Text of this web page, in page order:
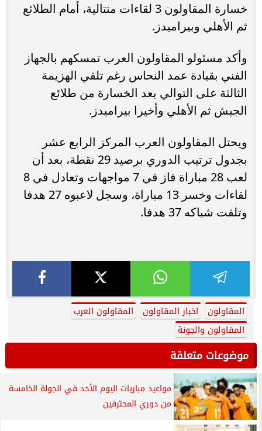
خسارة المقاولون 3 لقاءات متتالية، أمام الطلائع
ثم الأهلي وبيراميدز.
وأكد مسئولو المقاولون العرب تمسكهم بالجهاز
الفني بقيادة عمد النحاس رغم تلقي الهزيمة
الثالثة على التوالي بعد الخسارة من طلائع
الجيش ثم الأهلي وأخيرا بيراميدز.
ويحتل المقاولون العرب المركز الرابع عشر
بجدول ترتيب الدوري برصيد 29 نقطة، بعد أن
لعب 28 مباراة فاز في 7 مواجهات وتعادل في 8
لقاءات وخسر 13 مباراة، وسجل لاعبوه 27 هدفا
وتلقت شباكه 37 هدفا.
المقاولون اخبار المقاولون
المقاولون العرب
المقاولون والجونة
موضوعات متعلقة
مواعيد مباريات اليوم الأحد في الجولة الخامسة
من دوري المحترفين